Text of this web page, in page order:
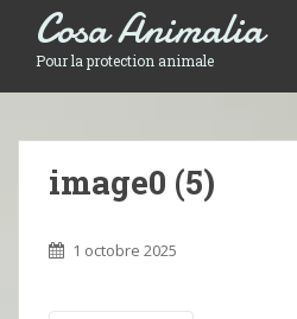
Cosa Animalia
Pour la protection animale
image0 (5)
1 octobre 2025